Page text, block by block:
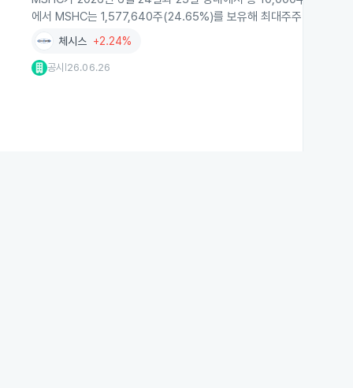
에서 MSHC는 1,577,640주(24.65%)를 보유해 최대주주 지위를 유
체시스 +2.24%
공시 26.06.26